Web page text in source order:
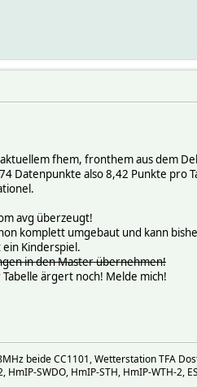
fhem, fronthem aus dem
Datenpunkte also 8,42 Punkte pro
avg überzeugt!
komplett umgebaut und kann
Kinderspiel.
in den Master übernehmen!
ärgert noch! Melde mich!
beide CC1101, Wetterstation TFA
SWDO, HmIP-STH, HmIP-WTH-2,